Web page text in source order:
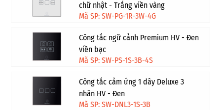
chữ nhật - Trắng viền vàng
Mã SP: SW-PG-1R-3W-4G
Công tắc ngữ cảnh Premium HV - Đen
viền bạc
Mã SP: SW-PS-1S-3B-4S
Công tắc cảm ứng 1 dây Deluxe 3
nhân HV - Đen
Mã SP: SW-DNL3-1S-3B